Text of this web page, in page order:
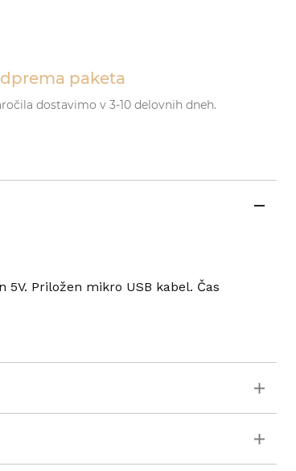
paketa
dostavimo v 3-10 delovnih dneh.
Priložen mikro USB kabel. Čas